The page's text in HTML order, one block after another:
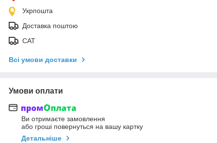
Укрпошта
Доставка поштою
САТ
Всі умови доставки
Умови оплати
Ви отримаєте замовлення
або гроші повернуться на вашу картку
Детальніше